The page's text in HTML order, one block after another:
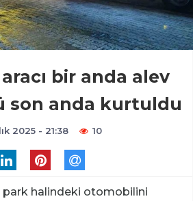
aracı bir anda alev
son anda kurtuldu
2025 - 21:38 10
park halindeki otomobilini